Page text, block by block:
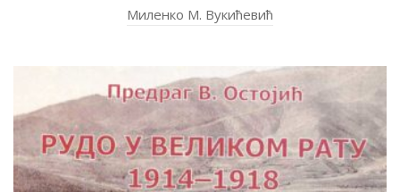
Миленко М. Вукићевић